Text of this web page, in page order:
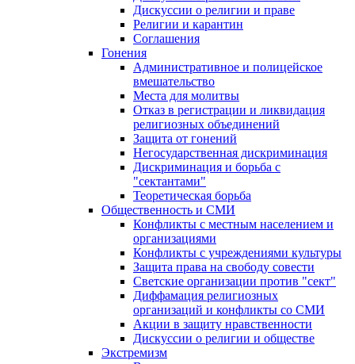
Дискуссии о религии и праве
Религии и карантин
Соглашения
Гонения
Административное и полицейское
вмешательство
Места для молитвы
Отказ в регистрации и ликвидация
религиозных объединений
Защита от гонений
Негосударственная дискриминация
Дискриминация и борьба с
"сектантами"
Теоретическая борьба
Общественность и СМИ
Конфликты с местным населением и
организациями
Конфликты с учреждениями культуры
Защита права на свободу совести
Светские организации против "сект"
Диффамация религиозных
организаций и конфликты со СМИ
Акции в защиту нравственности
Дискуссии о религии и обществе
Экстремизм